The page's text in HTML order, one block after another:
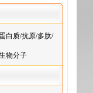
白质/抗原/多肽/
物分子